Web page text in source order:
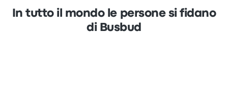
In tutto il mondo le persone si fidano
di Busbud